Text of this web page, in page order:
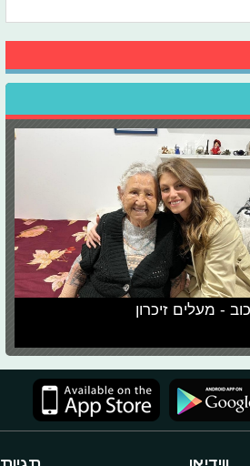
- מעלים זיכרון